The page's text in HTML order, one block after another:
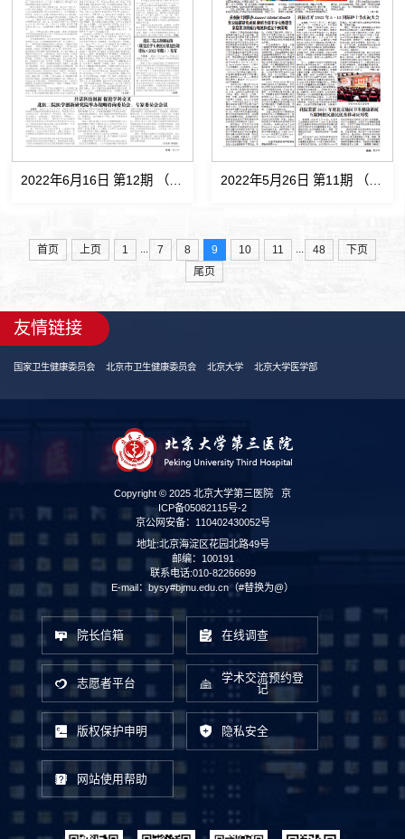
首页 上页 1 ... 7 8 9 10 11 ... 48
下页
尾页
友情链接
国家卫生健康委员会 北京市卫生健康委员会 北京大学 北京大学医学部
Copyright © 2025 北京大学第三医院 京
ICP备05082115号-2
京公网安备：110402430052号
地址:北京海淀区花园北路49号
邮编：100191
联系电话:010-82266699
E-mail：bysy#bjmu.edu.cn（#替换为@）
院长信箱 在线调查
志愿者平台
学术交流预约登
记
版权保护申明 隐私安全
网站使用帮助